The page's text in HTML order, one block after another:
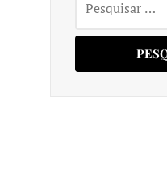
por: